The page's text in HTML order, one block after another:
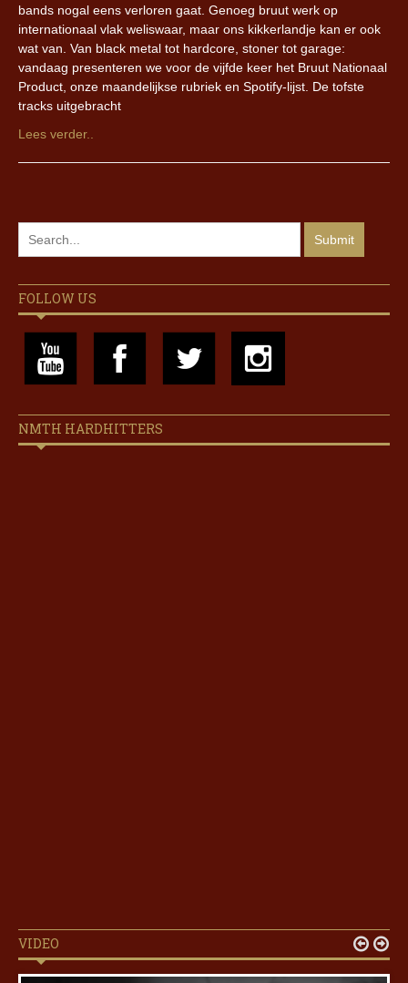
bands nogal eens verloren gaat. Genoeg bruut werk op
internationaal vlak weliswaar, maar ons kikkerlandje kan er ook
wat van. Van black metal tot hardcore, stoner tot garage:
vandaag presenteren we voor de vijfde keer het Bruut Nationaal
Product, onze maandelijkse rubriek en Spotify-lijst. De tofste
tracks uitgebracht
Lees verder..
FOLLOW US
NMTH HARDHITTERS
VIDEO  